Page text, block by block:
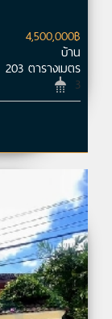
4,500,000฿
บ้าน
203 ตารางเมตร
3